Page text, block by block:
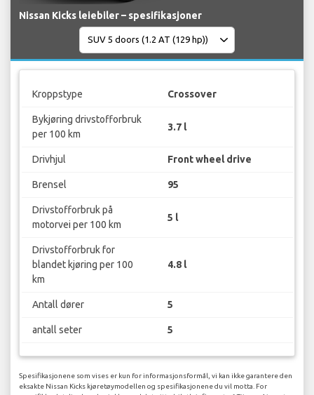
Nissan Kicks leiebiler – spesifikasjoner
Kroppstype Crossover
Bykjøring drivstofforbruk
per 100 km
3.7 l
Drivhjul Front wheel drive
Brensel 95
Drivstofforbruk på
motorvei per 100 km
5 l
Drivstofforbruk for
blandet kjøring per 100
km
4.8 l
Antall dører 5
antall seter 5
Spesifikasjonene som vises er kun for informasjonsformål, vi kan ikke garantere den
eksakte Nissan Kicks kjøretøymodellen og spesifikasjonene du vil motta. For